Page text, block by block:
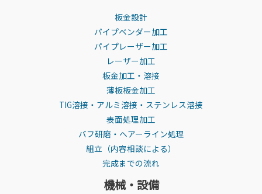
板金設計
パイプベンダー加工
パイプレーザー加工
レーザー加工
板金加工・溶接
薄板板金加工
TIG溶接・アルミ溶接・ステンレス溶接
表面処理加工
バフ研磨・ヘアーライン処理
組立（内容相談による）
完成までの流れ
機械・設備